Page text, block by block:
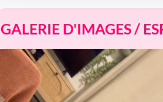
GALERIE D'IMAGES /